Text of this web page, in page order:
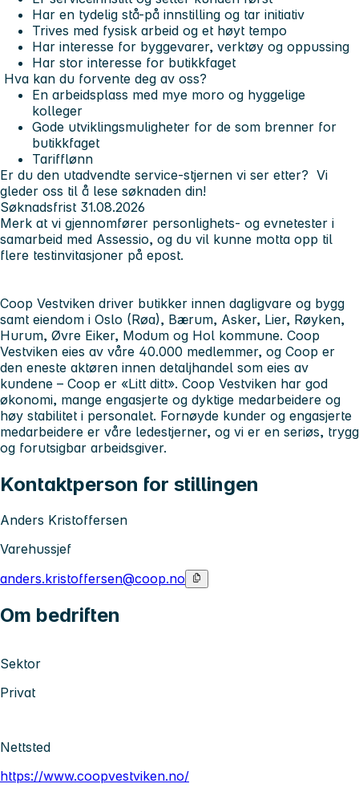
Har en tydelig stå-på innstilling og tar initiativ
Trives med fysisk arbeid og et høyt tempo
Har interesse for byggevarer, verktøy og oppussing
Har stor interesse for butikkfaget
Hva kan du forvente deg av oss?
En arbeidsplass med mye moro og hyggelige
kolleger
Gode utviklingsmuligheter for de som brenner for
butikkfaget
Tarifflønn
Er du den utadvendte service-stjernen vi ser etter? Vi
gleder oss til å lese søknaden din!
Søknadsfrist 31.08.2026
Merk at vi gjennomfører personlighets- og evnetester i
samarbeid med Assessio, og du vil kunne motta opp til
flere testinvitasjoner på epost.
Coop Vestviken driver butikker innen dagligvare og bygg
samt eiendom i Oslo (Røa), Bærum, Asker, Lier, Røyken,
Hurum, Øvre Eiker, Modum og Hol kommune. Coop
Vestviken eies av våre 40.000 medlemmer, og Coop er
den eneste aktøren innen detaljhandel som eies av
kundene – Coop er «Litt ditt». Coop Vestviken har god
økonomi, mange engasjerte og dyktige medarbeidere og
høy stabilitet i personalet. Fornøyde kunder og engasjerte
medarbeidere er våre ledestjerner, og vi er en seriøs, trygg
og forutsigbar arbeidsgiver.
Kontaktperson for stillingen
Anders Kristoffersen
Varehussjef
anders.kristoffersen@coop.no
Om bedriften
Sektor
Privat
Nettsted
https://www.coopvestviken.no/